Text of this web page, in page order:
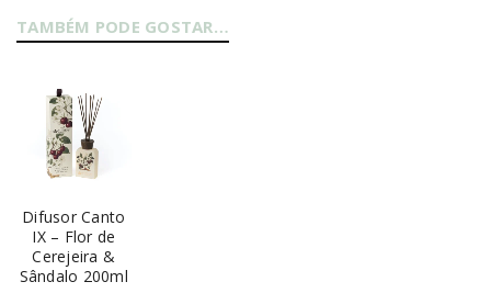
TAMBÉM PODE GOSTAR…
Difusor Canto
IX – Flor de
Cerejeira &
Sândalo 200ml